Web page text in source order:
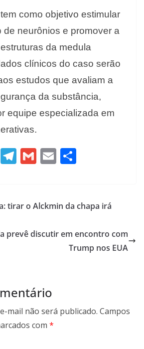
como objetivo estimular
de neurônios e promover a
da medula
clínicos do caso serão
estudos que avaliam a
da substância,
equipe especializada em
F T
gr
m
G
l
E
l e
tirar o Alckmin da chapa irá
prevê discutir em encontro com
Trump nos EUA
mail não será publicado. Campos
com *